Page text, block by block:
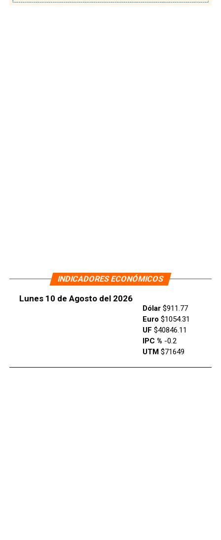
INDICADORES ECONÓMICOS
Lunes 10 de Agosto del 2026
Dólar$911.77
Euro $1054.31
UF $40846.11
IPC % -0.2
UTM$71649